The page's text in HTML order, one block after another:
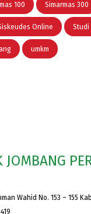
100 Simarmas 300
Online Studi
umkm
JOMBANG
Wahid No. 153 – 155